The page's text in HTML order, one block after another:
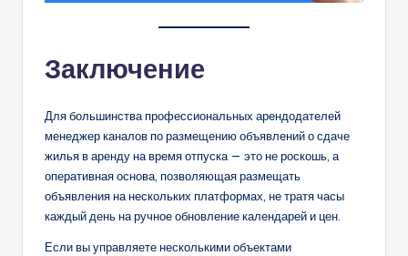
Заключение
Для большинства профессиональных арендодателей
менеджер каналов по размещению объявлений о сдаче
жилья в аренду на время отпуска — это не роскошь, а
оперативная основа, позволяющая размещать
объявления на нескольких платформах, не тратя часы
каждый день на ручное обновление календарей и цен.
Если вы управляете несколькими объектами